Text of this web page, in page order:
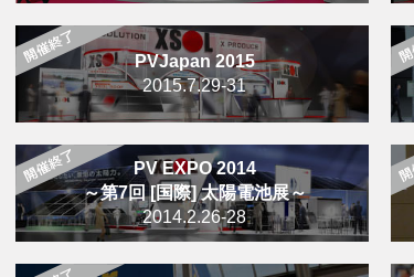
PVJapan 2015
2015.7.29-31
PV EXPO 2014
～第7回 [国際] 太陽電池展～
2014.2.26-28